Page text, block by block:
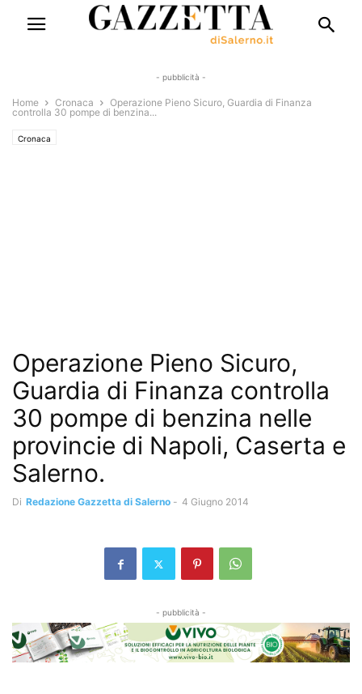
- pubblicità -
Home Cronaca
Operazione Pieno Sicuro, Guardia di Finanza
controlla 30 pompe di benzina...
Cronaca
Operazione Pieno Sicuro,
Guardia di Finanza controlla
30 pompe di benzina nelle
provincie di Napoli, Caserta e
Salerno.
Di Redazione Gazzetta di Salerno - 4 Giugno 2014
- pubblicità -